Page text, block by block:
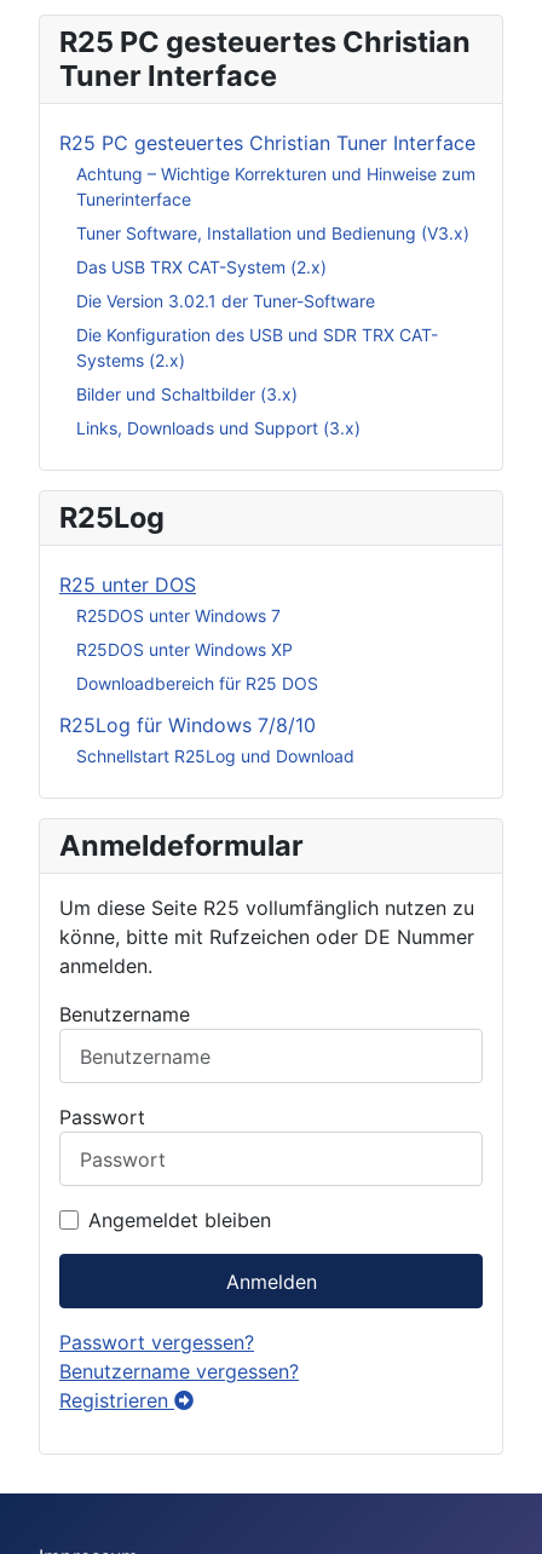
R25 PC gesteuertes Christian
Tuner Interface
R25 PC gesteuertes Christian Tuner Interface
Achtung – Wichtige Korrekturen und Hinweise zum
Tunerinterface
Tuner Software, Installation und Bedienung (V3.x)
Das USB TRX CAT-System (2.x)
Die Version 3.02.1 der Tuner-Software
Die Konfiguration des USB und SDR TRX CAT-
Systems (2.x)
Bilder und Schaltbilder (3.x)
Links, Downloads und Support (3.x)
R25Log
R25 unter DOS
R25DOS unter Windows 7
R25DOS unter Windows XP
Downloadbereich für R25 DOS
R25Log für Windows 7/8/10
Schnellstart R25Log und Download
Anmeldeformular
Um diese Seite R25 vollumfänglich nutzen zu
könne, bitte mit Rufzeichen oder DE Nummer
anmelden.
Benutzername
Passwort
Angemeldet bleiben
Anmelden
Passwort vergessen?
Benutzername vergessen?
Registrieren